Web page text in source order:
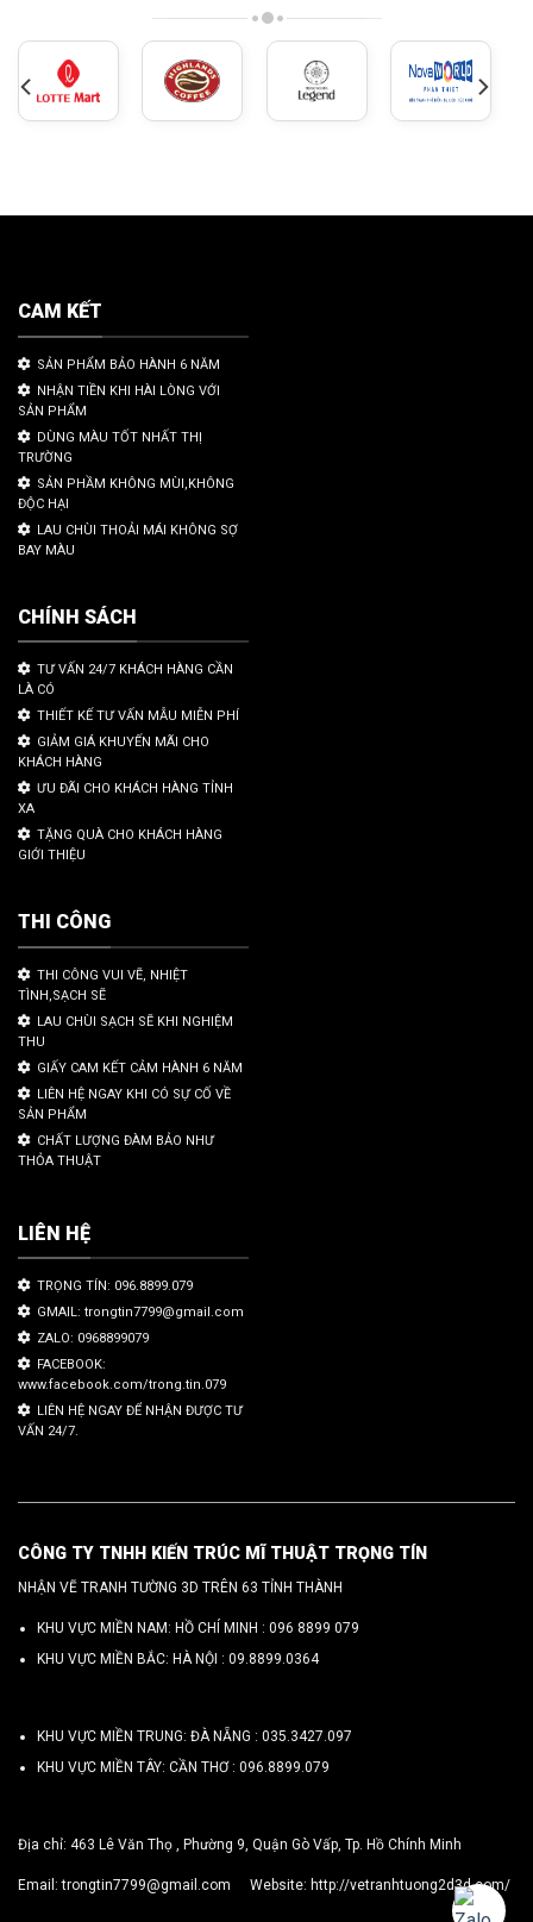
CAM KẾT
SẢN PHẨM BẢO HÀNH 6 NĂM
NHẬN TIỀN KHI HÀI LÒNG VỚI
SẢN PHẨM
DÙNG MÀU TỐT NHẤT THỊ
TRƯỜNG
SẢN PHẦM KHÔNG MÙI,KHÔNG
ĐỘC HẠI
LAU CHÙI THOẢI MÁI KHÔNG SỢ
BAY MÀU
CHÍNH SÁCH
TƯ VẤN 24/7 KHÁCH HÀNG CẦN
LÀ CÓ
THIẾT KẾ TƯ VẤN MẪU MIỄN PHÍ
GIẢM GIÁ KHUYẾN MÃI CHO
KHÁCH HÀNG
ƯU ĐÃI CHO KHÁCH HÀNG TỈNH
XA
TẶNG QUÀ CHO KHÁCH HÀNG
GIỚI THIỆU
THI CÔNG
THI CÔNG VUI VẼ, NHIỆT
TÌNH,SẠCH SẼ
LAU CHÙI SẠCH SẼ KHI NGHIỆM
THU
GIẤY CAM KẾT CẢM HÀNH 6 NĂM
LIÊN HỆ NGAY KHI CÓ SỰ CỐ VỀ
SẢN PHẨM
CHẤT LƯỢNG ĐÀM BẢO NHƯ
THỎA THUẬT
LIÊN HỆ
TRỌNG TÍN: 096.8899.079
GMAIL: trongtin7799@gmail.com
ZALO: 0968899079
FACEBOOK:
www.facebook.com/trong.tin.079
LIÊN HỆ NGAY ĐỂ NHẬN ĐƯỢC TƯ
VẤN 24/7.
CÔNG TY TNHH KIẾN TRÚC MĨ THUẬT TRỌNG TÍN
NHẬN VẼ TRANH TƯỜNG 3D TRÊN 63 TỈNH THÀNH
KHU VỰC MIỀN NAM: HỒ CHÍ MINH : 096 8899 079
KHU VỰC MIỀN BẮC: HÀ NỘI : 09.8899.0364
KHU VỰC MIỀN TRUNG: ĐÀ NẴNG : 035.3427.097
KHU VỰC MIỀN TÂY: CẦN THƠ : 096.8899.079
Địa chỉ: 463 Lê Văn Thọ , Phường 9, Quận Gò Vấp, Tp. Hồ Chính Minh
Email:trongtin7799@gmail.com Website: http://vetranhtuong2d3d.com/